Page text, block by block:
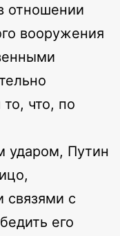
отношении
вооружения
что, по
ударом, Путин
связями с
его